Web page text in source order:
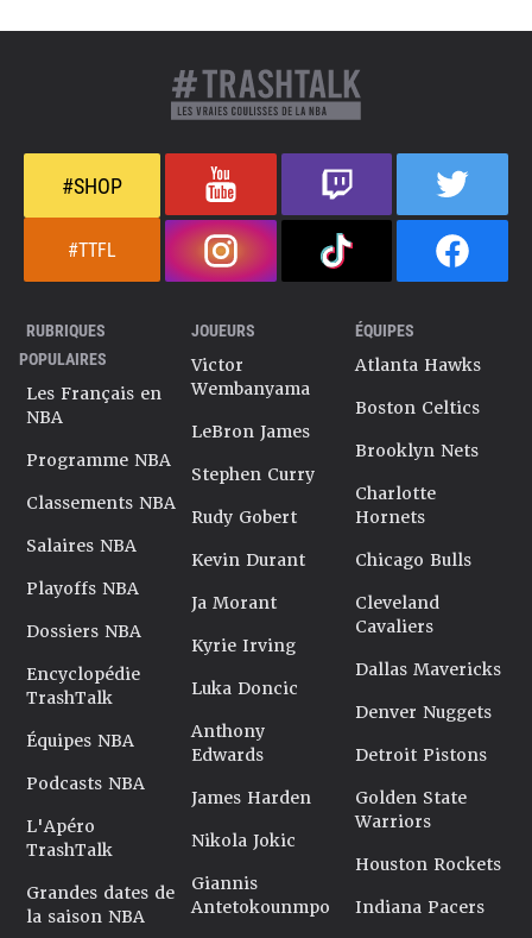
#SHOP
#TTFL
RUBRIQUES
POPULAIRES
Les Français en
NBA
Programme NBA
Classements NBA
Salaires NBA
Playoffs NBA
Dossiers NBA
Encyclopédie
TrashTalk
Équipes NBA
Podcasts NBA
L'Apéro
TrashTalk
Grandes dates de
la saison NBA
JOUEURS
Victor
Wembanyama
LeBron James
Stephen Curry
Rudy Gobert
Kevin Durant
Ja Morant
Kyrie Irving
Luka Doncic
Anthony
Edwards
James Harden
Nikola Jokic
Giannis
Antetokounmpo
ÉQUIPES
Atlanta Hawks
Boston Celtics
Brooklyn Nets
Charlotte
Hornets
Chicago Bulls
Cleveland
Cavaliers
Dallas Mavericks
Denver Nuggets
Detroit Pistons
Golden State
Warriors
Houston Rockets
Indiana Pacers